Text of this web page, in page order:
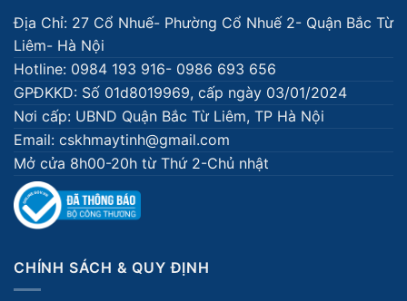
Địa Chỉ: 27 Cổ Nhuế- Phường Cổ Nhuế 2- Quận Bắc Từ
Liêm- Hà Nội
Hotline: 0984 193 916- 0986 693 656
GPĐKKD: Số 01d8019969, cấp ngày 03/01/2024
Nơi cấp: UBND Quận Bắc Từ Liêm, TP Hà Nội
Email: cskhmaytinh@gmail.com
Mở cửa 8h00-20h từ Thứ 2-Chủ nhật
CHÍNH SÁCH & QUY ĐỊNH